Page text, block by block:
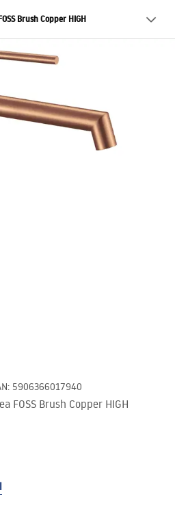
Brush Copper HIGH
: 5906366017940
FOSS Brush Copper HIGH